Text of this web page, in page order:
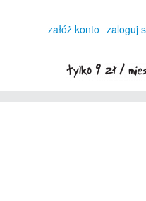
załóż konto zaloguj